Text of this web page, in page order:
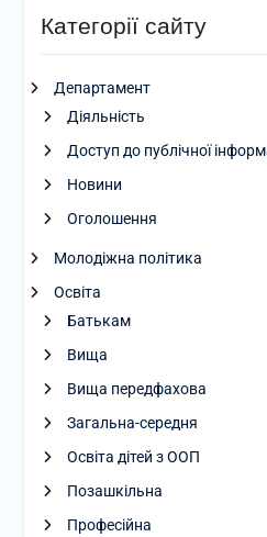
Категорії сайту
Департамент
Діяльність
Доступ до публічної
Новини
Оголошення
Молодіжна політика
Освіта
Батькам
Вища
Вища передфахова
Загальна-середня
Освіта дітей з ООП
Позашкільна
Професійна